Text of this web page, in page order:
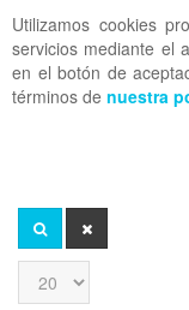
Utilizamos cookies
servicios mediante el
en el botón de
términos de nuestra
OFF CANVAS
del
títuloBUSCAR
Cantidad
a